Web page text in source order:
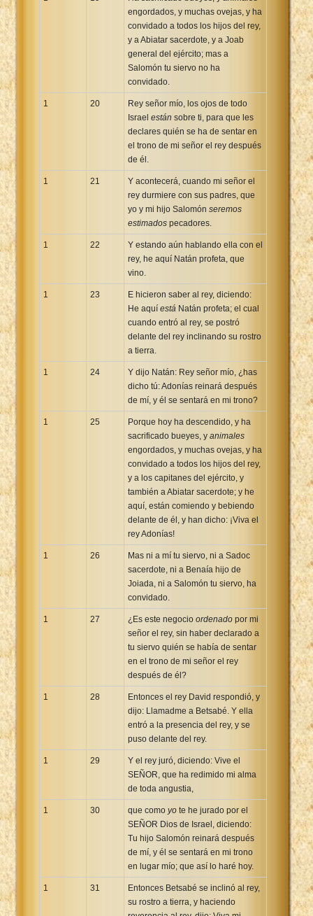
engordados, y muchas ovejas, y ha
convidado a todos los hijos del rey,
y a Abiatar sacerdote, y a Joab
general del ejército; mas a
Salomón tu siervo no ha
convidado.
1 20
Rey señor mío, los ojos de todo
Israel están sobre ti, para que les
declares quién se ha de sentar en
el trono de mi señor el rey después
de él.
1 21
Y acontecerá, cuando mi señor el
rey durmiere con sus padres, que
yo y mi hijo Salomón seremos
estimados pecadores.
1 22
Y estando aún hablando ella con el
rey, he aquí Natán profeta, que
vino.
1 23
E hicieron saber al rey, diciendo:
He aquí está Natán profeta; el cual
cuando entró al rey, se postró
delante del rey inclinando su rostro
a tierra.
1 24
Y dijo Natán: Rey señor mío, ¿has
dicho tú: Adonías reinará después
de mí, y él se sentará en mi trono?
1 25
Porque hoy ha descendido, y ha
sacrificado bueyes, y animales
engordados, y muchas ovejas, y ha
convidado a todos los hijos del rey,
y a los capitanes del ejército, y
también a Abiatar sacerdote; y he
aquí, están comiendo y bebiendo
delante de él, y han dicho: ¡Viva el
rey Adonías!
1 26
Mas ni a mí tu siervo, ni a Sadoc
sacerdote, ni a Benaía hijo de
Joiada, ni a Salomón tu siervo, ha
convidado.
1 27 ¿Es este negocio ordenado por mi
señor el rey, sin haber declarado a
tu siervo quién se había de sentar
en el trono de mi señor el rey
después de él?
1 28
Entonces el rey David respondió, y
dijo: Llamadme a Betsabé. Y ella
entró a la presencia del rey, y se
puso delante del rey.
1 29
Y el rey juró, diciendo: Vive el
SEÑOR, que ha redimido mi alma
de toda angustia,
1 30 que como yo te he jurado por el
SEÑOR Dios de Israel, diciendo:
Tu hijo Salomón reinará después
de mí, y él se sentará en mi trono
en lugar mío; que así lo haré hoy.
1 31
Entonces Betsabé se inclinó al rey,
su rostro a tierra, y haciendo